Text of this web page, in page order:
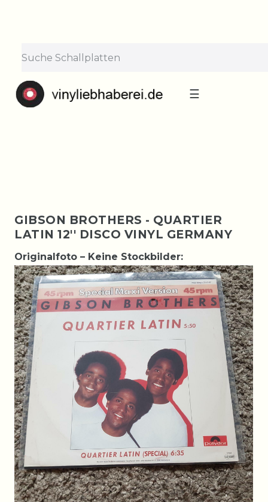
Bestellungen nehmen wir gerne entgegen —
der Versand startet wieder ab Montag, 31.
☰
GIBSON BROTHERS - QUARTIER
LATIN 12'' DISCO VINYL GERMANY
Originalfoto – Keine Stockbilder: